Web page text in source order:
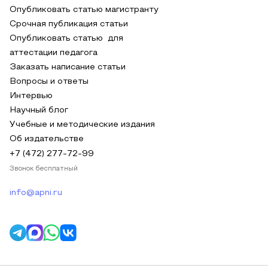
Опубликовать статью магистранту
Срочная публикация статьи
Опубликовать статью для
аттестации педагога
Заказать написание статьи
Вопросы и ответы
Интервью
Научный блог
Учебные и методические издания
Об издательстве
+7 (472) 277-72-99
Звонок бесплатный
info@apni.ru